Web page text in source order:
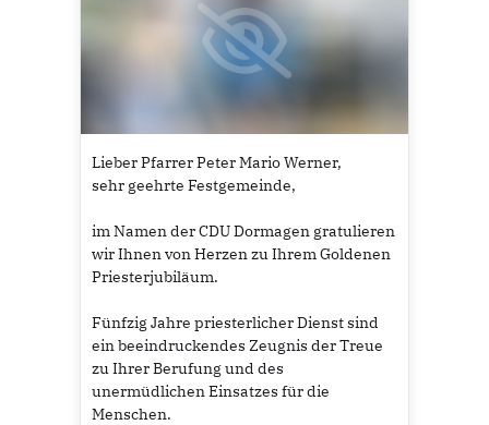
Lieber Pfarrer Peter Mario Werner,
sehr geehrte Festgemeinde,
im Namen der CDU Dormagen gratulieren
wir Ihnen von Herzen zu Ihrem Goldenen
Priesterjubiläum.
Fünfzig Jahre priesterlicher Dienst sind
ein beeindruckendes Zeugnis der Treue
zu Ihrer Berufung und des
unermüdlichen Einsatzes für die
Menschen.